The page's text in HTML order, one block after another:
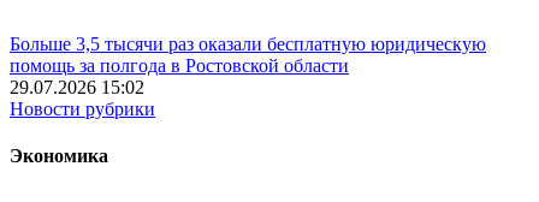
Больше 3,5 тысячи раз оказали бесплатную юридическую
помощь за полгода в Ростовской области
29.07.2026 15:02
Новости рубрики
Экономика